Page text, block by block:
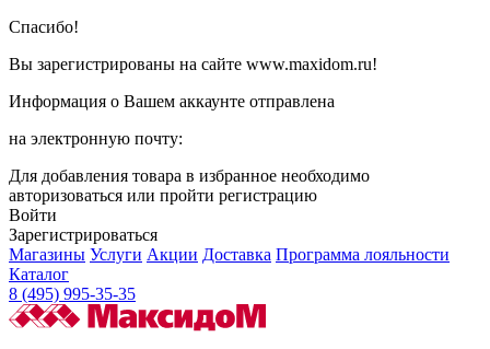
Спасибо!
Вы зарегистрированы на сайте www.maxidom.ru!
Информация о Вашем аккаунте отправлена
на электронную почту:
Для добавления товара в избранное необходимо
авторизоваться или пройти регистрацию
Войти
Зарегистрироваться
Магазины Услуги Акции Доставка Программа лояльности
Каталог
8 (495) 995-35-35